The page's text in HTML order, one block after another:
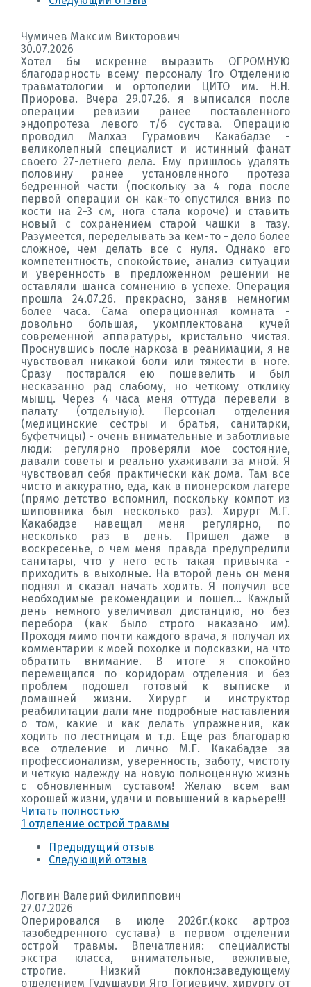
Чумичев Максим Викторович
30.07.2026
Хотел бы искренне выразить ОГРОМНУЮ
благодарность всему персоналу 1го Отделению
травматологии и ортопедии ЦИТО им. Н.Н.
Приорова. Вчера 29.07.26. я выписался после
операции ревизии ранее поставленного
эндопротеза левого т/б сустава. Операцию
проводил Малхаз Гурамович Какабадзе -
великолепный специалист и истинный фанат
своего 27-летнего дела. Ему пришлось удалять
половину ранее установленного протеза
бедренной части (поскольку за 4 года после
первой операции он как-то опустился вниз по
кости на 2-3 см, нога стала короче) и ставить
новый с сохранением старой чашки в тазу.
Разумеется, переделывать за кем-то - дело более
сложное, чем делать все с нуля. Однако его
компетентность, спокойствие, анализ ситуации
и уверенность в предложенном решении не
оставляли шанса сомнению в успехе. Операция
прошла 24.07.26. прекрасно, заняв немногим
более часа. Сама операционная комната -
довольно большая, укомплектована кучей
современной аппаратуры, кристально чистая.
Проснувшись после наркоза в реанимации, я не
чувствовал никакой боли или тяжести в ноге.
Сразу постарался ею пошевелить и был
несказанно рад слабому, но четкому отклику
мышц. Через 4 часа меня оттуда перевели в
палату (отдельную). Персонал отделения
(медицинские сестры и братья, санитарки,
буфетчицы) - очень внимательные и заботливые
люди: регулярно проверяли мое состояние,
давали советы и реально ухаживали за мной. Я
чувствовал себя практически как дома. Там все
чисто и аккуратно, еда, как в пионерском лагере
(прямо детство вспомнил, поскольку компот из
шиповника был несколько раз). Хирург М.Г.
Какабадзе навещал меня регулярно, по
несколько раз в день. Пришел даже в
воскресенье, о чем меня правда предупредили
санитары, что у него есть такая привычка -
приходить в выходные. На второй день он меня
поднял и сказал начать ходить. Я получил все
необходимые рекомендации и пошел... Каждый
день немного увеличивал дистанцию, но без
перебора (как было строго наказано им).
Проходя мимо почти каждого врача, я получал их
комментарии к моей походке и подсказки, на что
обратить внимание. В итоге я спокойно
перемещался по коридорам отделения и без
проблем подошел готовый к выписке и
домашней жизни. Хирург и инструктор
реабилитации дали мне подробные наставления
о том, какие и как делать упражнения, как
ходить по лестницам и т.д. Еще раз благодарю
все отделение и лично М.Г. Какабадзе за
профессионализм, уверенность, заботу, чистоту
и четкую надежду на новую полноценную жизнь
с обновленным суставом! Желаю всем вам
хорошей жизни, удачи и повышений в карьере!!!
Читать полностью
1 отделение острой травмы
Предыдущий отзыв
Следующий отзыв
Логвин Валерий Филиппович
27.07.2026
Оперировался в июле 2026г.(кокс артроз
тазобедренного сустава) в первом отделении
острой травмы. Впечатления: специалисты
экстра класса, внимательные, вежливые,
строгие. Низкий поклон:заведующему
отделением Гудушаури Яго Гогиевичу, хирургу от